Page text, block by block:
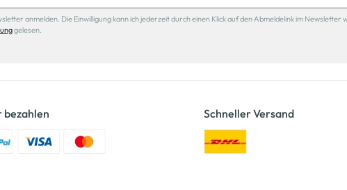
anmelden. Die Einwilligung kann ich jederzeit durch einen Klick auf den Abmeldelink im Newsletter
gelesen.
bezahlen Schneller Versand